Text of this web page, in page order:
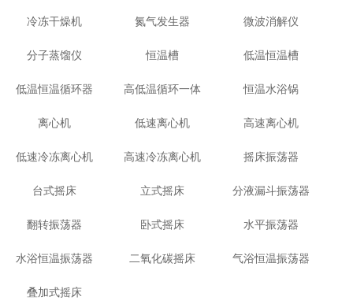
冷冻干燥机 氮气发生器 微波消解仪
分子蒸馏仪 恒温槽 低温恒温槽
低温恒温循环器 高低温循环一体
机
恒温水浴锅
离心机 低速离心机 高速离心机
低速冷冻离心机 高速冷冻离心机 摇床振荡器
台式摇床 立式摇床 分液漏斗振荡器
翻转振荡器 卧式摇床 水平振荡器
水浴恒温振荡器 二氧化碳摇床 气浴恒温振荡器
叠加式摇床